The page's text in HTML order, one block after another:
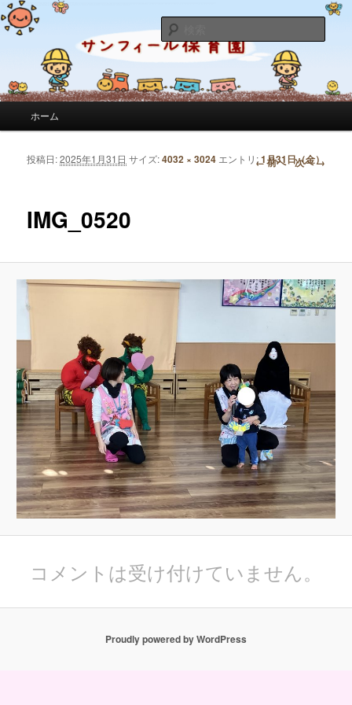
サンフィール保育園のブログ
サンフィール保育園のせんせいのブログです。園の日常を綴っています。
索
メインコンテンツへ移動
サブコンテンツへ移動
ホーム
画像ナビゲーション ← 前へ 次へ →
IMG_0520
投稿日:2025年1月31日 サイズ:4032 × 3024 エントリ:1月31日（金）
コメントは受け付けていません。
Proudly powered by WordPress